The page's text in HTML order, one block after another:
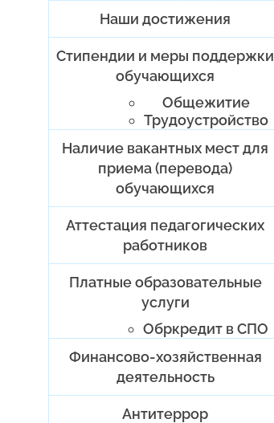
Наши достижения
Стипендии и меры поддержки
обучающихся
Общежитие
Трудоустройство
Наличие вакантных мест для
приема (перевода)
обучающихся
Аттестация педагогических
работников
Платные образовательные
услуги
Обркредит в СПО
Финансово-хозяйственная
деятельность
Антитеррор